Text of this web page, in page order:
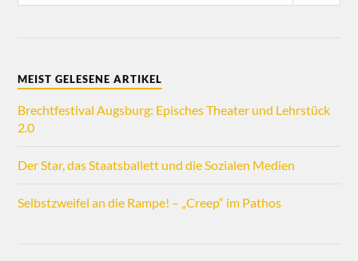
MEIST GELESENE ARTIKEL
Brechtfestival Augsburg: Episches Theater und Lehrstück
2.0
Der Star, das Staatsballett und die Sozialen Medien
Selbstzweifel an die Rampe! – „Creep“ im Pathos